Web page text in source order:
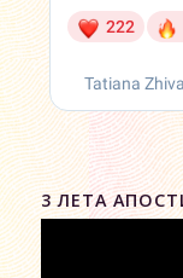
3 ЛЕТА